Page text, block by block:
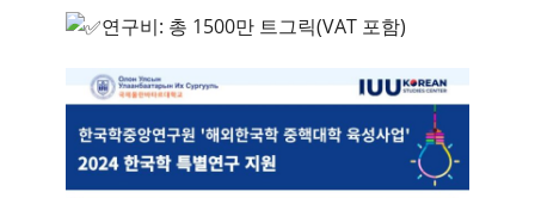
연구비: 총 1500만 트그릭(VAT 포함)